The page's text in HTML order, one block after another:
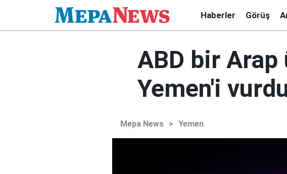
Haberler Görüş
ABD bir
Yemen'i
Mepa News > Yemen